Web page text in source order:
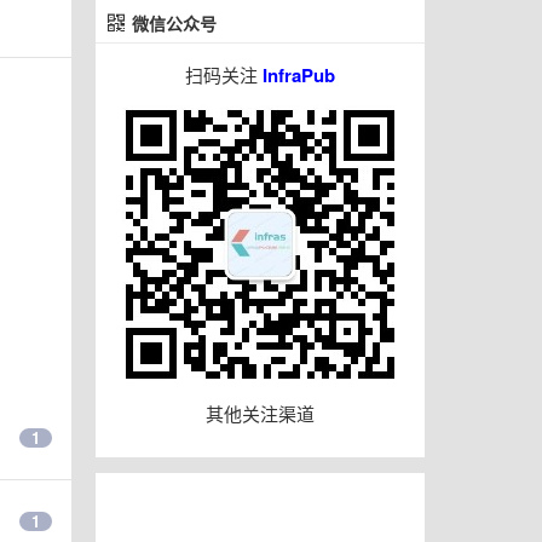
1
1
微信公众号
扫码关注 InfraPub
其他关注渠道